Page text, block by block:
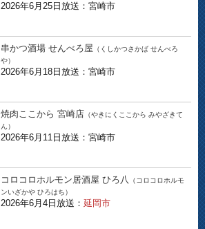
2026年6月25日放送：宮崎市
串かつ酒場 せんべろ屋 （くしかつさかば せんべろ
や）
2026年6月18日放送：宮崎市
焼肉ここから 宮崎店 （やきにくここから みやざきて
ん）
2026年6月11日放送：宮崎市
コロコロホルモン居酒屋 ひろ八 （コロコロホルモ
ンいざかや ひろはち）
2026年6月4日放送： 延岡市